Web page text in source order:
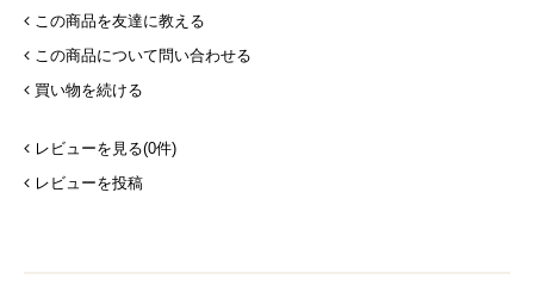
この商品を友達に教える
この商品について問い合わせる
買い物を続ける
レビューを見る(0件)
レビューを投稿